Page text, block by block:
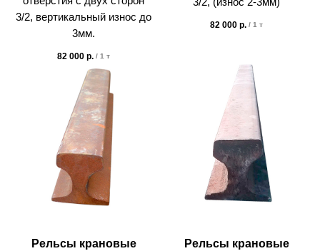
3/2, вертикальный износ до
3мм.
82 000 р. / 1 т
82 000 р. / 1 т
Рельсы крановые
Рельсы крановые